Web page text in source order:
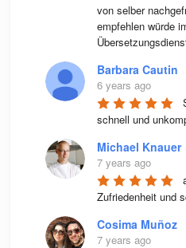
von selber
empfehlen würde
Barbara Cautin
6 years ago
schnell und
Michael Knauer
7 years ago
Zufriedenheit und
Cosima Muñoz
7 years ago